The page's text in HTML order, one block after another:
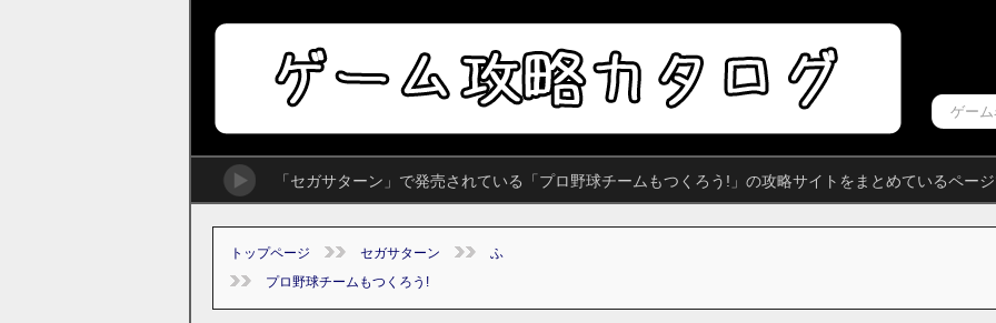
「セガサターン」で発売されている「プロ野球チームもつくろう!」の攻略サイトをまとめているペー
トップページ セガサターン
ふ
プロ野球チームもつくろう!